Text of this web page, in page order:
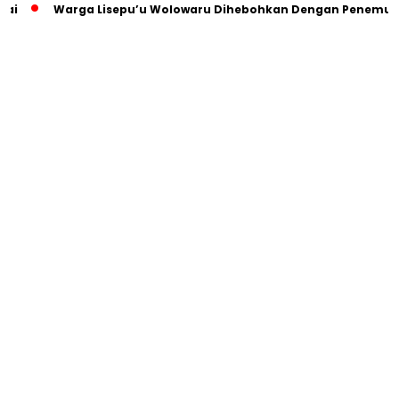
Warga Lisepu’u Wolowaru Dihebohkan Dengan Penemuan